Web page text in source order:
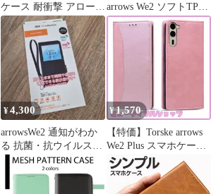
ケース 耐衝撃 アローズ
we2 Plus スマホケース
クリア TPU 薄型 軽量
耐衝撃 メッキ加工 ソフ
ト 人気 保護カバー (ロ
ーズゴールド)
arrows We2 ソフトTPU
クリアケース
¥4,300
arrowsWe2 通知がわか
る 抗菌・抗ウイルスブ
ックタイプケース
¥1,570
【特価】Torske arrows
We2 Plus スマホケース
arrows We2 Plus F-51E
ケース アローズWE2プ
ラス カバー 内蔵マグネ